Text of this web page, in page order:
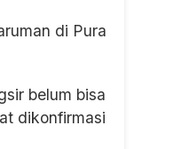
di Pura
belum bisa
dikonfirmasi